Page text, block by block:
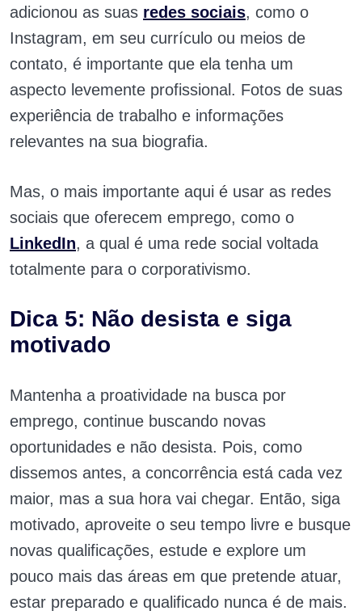
adicionou as suas redes sociais, como o
Instagram, em seu currículo ou meios de
contato, é importante que ela tenha um
aspecto levemente profissional. Fotos de suas
experiência de trabalho e informações
relevantes na sua biografia.
Mas, o mais importante aqui é usar as redes
sociais que oferecem emprego, como o
LinkedIn, a qual é uma rede social voltada
totalmente para o corporativismo.
Dica 5: Não desista e siga
motivado
Mantenha a proatividade na busca por
emprego, continue buscando novas
oportunidades e não desista. Pois, como
dissemos antes, a concorrência está cada vez
maior, mas a sua hora vai chegar. Então, siga
motivado, aproveite o seu tempo livre e busque
novas qualificações, estude e explore um
pouco mais das áreas em que pretende atuar,
estar preparado e qualificado nunca é de mais.